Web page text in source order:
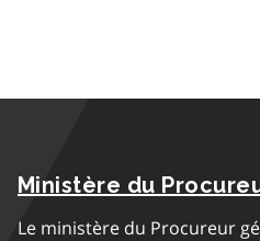
Ministère du
Le ministère du Procureur